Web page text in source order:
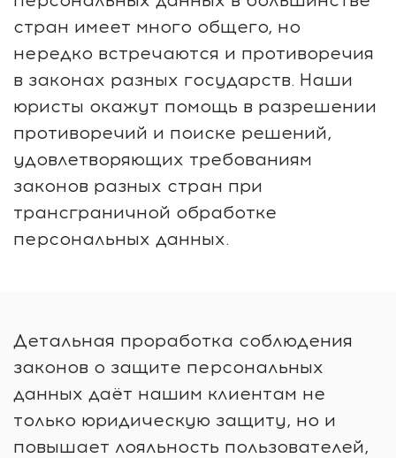
стран имеет много общего, но
нередко встречаются и противоречия
в законах разных государств. Наши
юристы окажут помощь в разрешении
противоречий и поиске решений,
удовлетворяющих требованиям
законов разных стран при
трансграничной обработке
персональных данных.
Детальная проработка соблюдения
законов о защите персональных
данных даёт нашим клиентам не
только юридическую защиту, но и
повышает лояльность пользователей,